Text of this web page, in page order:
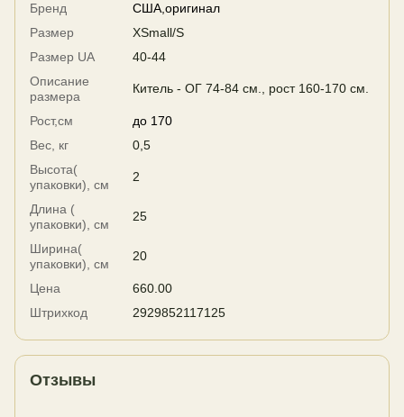
Бренд
США,оригинал
Размер
XSmall/S
Размер UA
40-44
Описание
размера
Китель - ОГ 74-84 см., рост 160-170 см.
Рост,см
до 170
Вес, кг
0,5
Высота(
упаковки), см
2
Длина (
упаковки), см
25
Ширина(
упаковки), см
20
Цена
660.00
Штрихкод
2929852117125
Отзывы